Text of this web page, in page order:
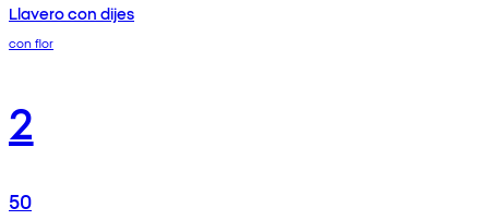
Llavero con dijes
con flor
2
50